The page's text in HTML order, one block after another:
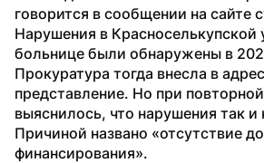
говорится в сообщении на сайте
Нарушения в Красноселькупской
больнице были обнаружены в
Прокуратура тогда внесла в
представление. Но при
выяснилось, что нарушения так и
Причиной названо «отсутствие
финансирования».